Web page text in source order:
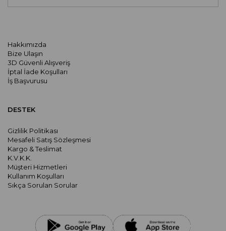
Hakkımızda
Bize Ulaşın
3D Güvenli Alışveriş
İptal İade Koşulları
İş Başvurusu
DESTEK
Gizlilik Politikası
Mesafeli Satış Sözleşmesi
Kargo & Teslimat
K.V.K.K.
Müşteri Hizmetleri
Kullanım Koşulları
Sıkça Sorulan Sorular